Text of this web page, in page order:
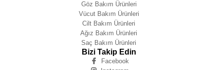
Göz Bakım Ürünleri
Vücut Bakım Ürünleri
Cilt Bakım Ürünleri
Ağız Bakım Ürünleri
Saç Bakım Ürünleri
Bizi Takip Edin
Facebook